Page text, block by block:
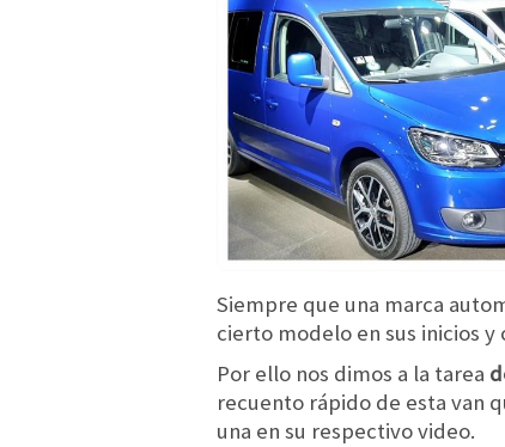
Siempre que una marca
cierto modelo en sus inicios y
Por ello nos dimos a la tarea
recuento rápido de esta van
una en su respectivo video.